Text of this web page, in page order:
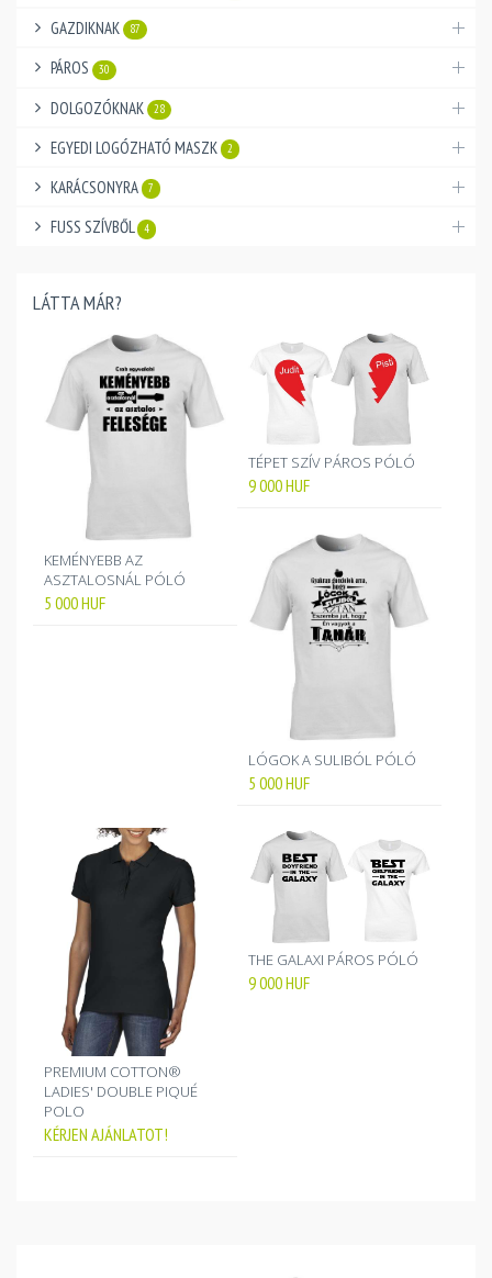
GAZDIKNAK 87
PÁROS 30
DOLGOZÓKNAK 28
EGYEDI LOGÓZHATÓ MASZK 2
KARÁCSONYRA 7
FUSS SZÍVBŐL 4
LÁTTA MÁR?
KEMÉNYEBB AZ
ASZTALOSNÁL PÓLÓ
5 000HUF
TÉPET SZÍV PÁROS PÓLÓ
9 000HUF
LÓGOK A SULIBÓL PÓLÓ
5 000HUF
PREMIUM COTTON®
LADIES' DOUBLE PIQUÉ
POLO
KÉRJEN AJÁNLATOT!
THE GALAXI PÁROS PÓLÓ
9 000HUF